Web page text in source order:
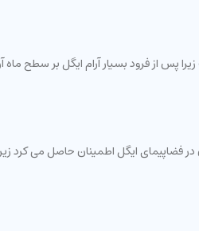
ایگل بر سطح ماه آرمسترانگ از روی نردبان
در فضاپیمای ایگل اطمینان حاصل می